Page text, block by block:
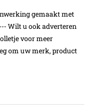
gemaakt met
Wilt u ook adverteren
voor meer
om uw merk, product